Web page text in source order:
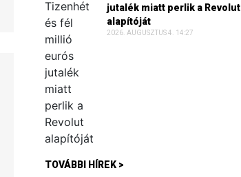
jutalék miatt perlik a Revolut
alapítóját
2026. AUGUSZTUS 4. 14:27
TOVÁBBI HÍREK >